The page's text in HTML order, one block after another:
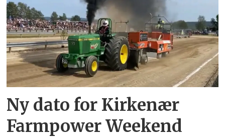
Ny dato for Kirkenær
Farmpower Weekend